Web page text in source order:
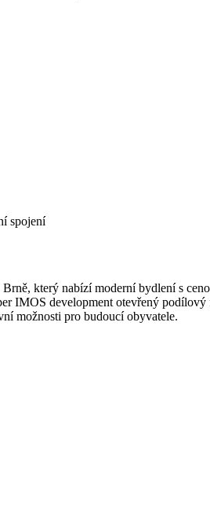
spojení
který nabízí moderní bydlení s
IMOS development otevřený
možnosti pro budoucí obyvatele.